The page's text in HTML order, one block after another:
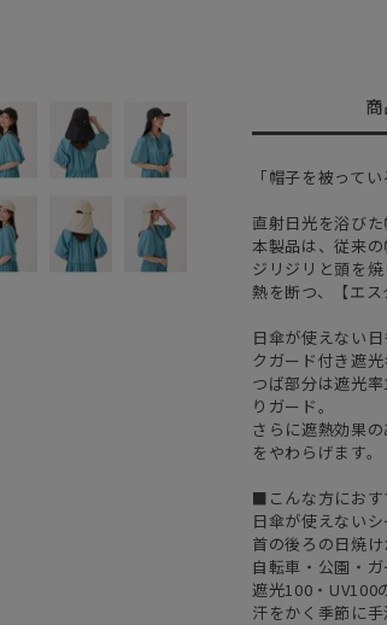
「帽子を被って
直射日光を浴び
本製品は、従来
ジリジリと頭を
熱を断つ、【エス
日傘が使えない
クガード付き遮光
つば部分は遮光
りガード。
さらに遮熱効果
をやわらげます。
■こんな方におす
日傘が使えない
首の後ろの日焼
自転車・公園・
遮光100・UV100
汗をかく季節に